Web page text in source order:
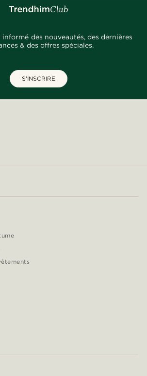
informé des nouveautés, des dernières
& des offres spéciales.
S'INSCRIRE